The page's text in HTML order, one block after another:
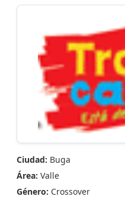
Ciudad: Buga
Área: Valle
Género: Crossover